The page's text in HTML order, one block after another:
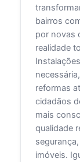
bairros
por novas
realidade
reformas
cidadãos
mais
qualidade
imóveis.